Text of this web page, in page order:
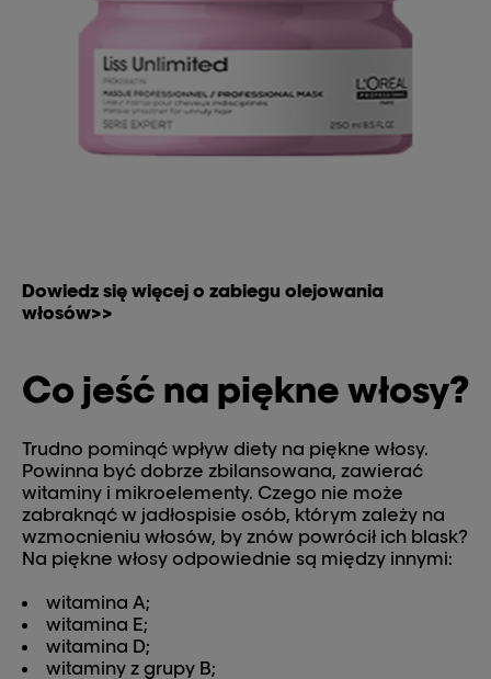
Dowiedz się więcej o zabiegu olejowania
włosów>>
Co jeść na piękne włosy?
Trudno pominąć wpływ diety na piękne włosy.
Powinna być dobrze zbilansowana, zawierać
witaminy i mikroelementy. Czego nie może
zabraknąć w jadłospisie osób, którym zależy na
wzmocnieniu włosów, by znów powrócił ich blask?
Na piękne włosy odpowiednie są między innymi:
witamina A;
witamina E;
witamina D;
witaminy z grupy B;